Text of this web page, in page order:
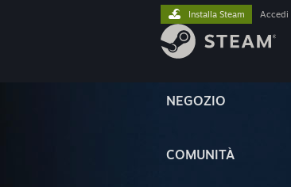
NEGOZIO
COMUNITÀ
Installa Steam Accedi